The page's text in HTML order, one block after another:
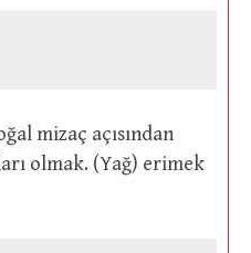
olmak. (Yağ) erimek